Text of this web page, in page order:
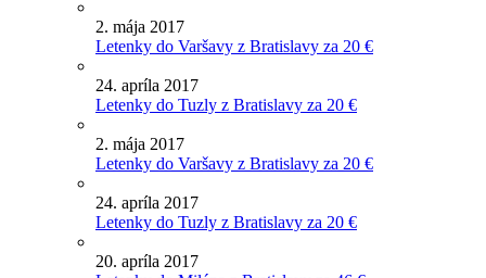
2. mája 2017
Letenky do Varšavy z Bratislavy za 20 €
24. apríla 2017
Letenky do Tuzly z Bratislavy za 20 €
2. mája 2017
Letenky do Varšavy z Bratislavy za 20 €
24. apríla 2017
Letenky do Tuzly z Bratislavy za 20 €
20. apríla 2017